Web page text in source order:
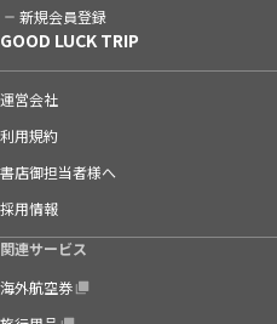
新規会員登録
GOOD LUCK TRIP
運営会社
利用規約
書店御担当者様へ
採用情報
関連サービス
海外航空券